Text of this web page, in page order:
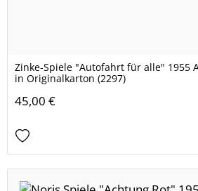
Zinke-Spiele "Autofahrt für alle" 1955
in Originalkarton (2297)
45,00 €